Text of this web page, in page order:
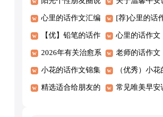
信38条
说语录大全（精选
70句）
大全80句
心里的话作文汇编
[3篇]
[荐]心里的话
【优】铅笔的话作
文
心里的话作文
总10篇】
2026年有关治愈系
晚安问候语语录26
句
老师的话作文
典）
小花的话作文锦集
3篇
（优秀）小花
作文7篇
精选适合给朋友的 常见唯美早安